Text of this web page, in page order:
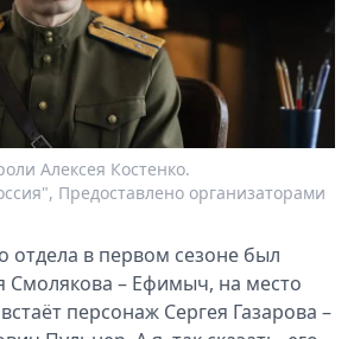
Алексея Костенко.
Предоставлено организаторами
отдела в первом сезоне был
Смолякова – Ефимыч, на место
персонаж Сергея Газарова –